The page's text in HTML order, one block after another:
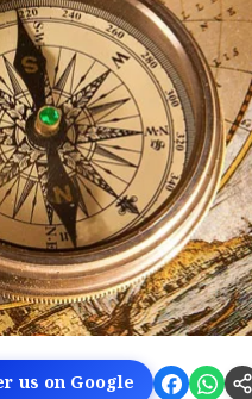
us on Google